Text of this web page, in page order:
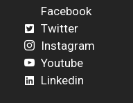
Facebook
Twitter
Instagram
Youtube
Linkedin